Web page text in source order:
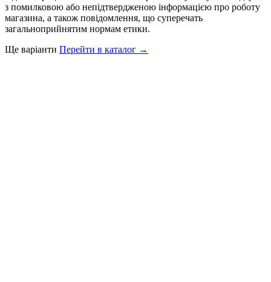
з помилковою або непідтвердженою інформацією про роботу
магазина, а також повідомлення, що суперечать
загальноприйнятим нормам етики.
Ще варіанти Перейти в каталог →